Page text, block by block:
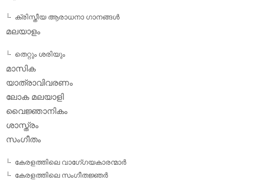
ക്രിസ്തീയ ആരാധനാ ഗാനങ്ങള്‍
മലയാളം
തെറ്റും ശരിയും
മാസിക
യാത്രാവിവരണം
ലോക മലയാളി
വൈജ്ഞാനികം
ശാസ്ത്രം
സംഗീതം
കേരളത്തിലെ വാഗേ്ഗയകാരന്മാര്‍
കേരളത്തിലെ സംഗീതജ്ഞര്‍